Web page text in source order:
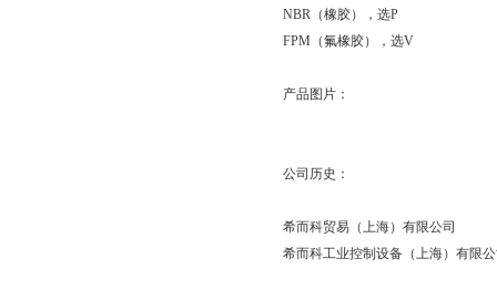
NBR （橡胶），选P
FPM （氟橡胶），选V
产品图片：
公司历史：
希而科贸易（上海）有限公司
希而科工业控制设备（上海）有限